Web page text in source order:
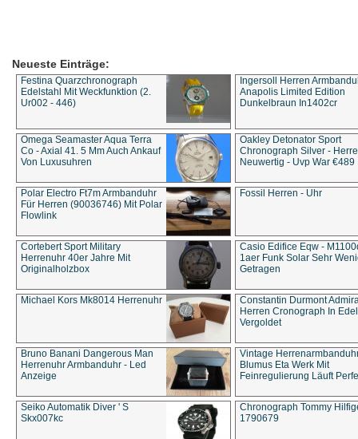
Neueste Einträge:
Festina Quarzchronograph
Edelstahl Mit Weckfunktion (2.
Ur002 - 446)
Ingersoll Herren
Anapolis Limited Edition
Dunkelbraun In1402cr
Omega Seamaster Aqua Terra
Co - Axial 41. 5 Mm Auch Ankauf
Von Luxusuhren
Oakley Detonator Sport
Chronograph Silver -
Neuwertig - Uvp War €489
Polar Electro Ft7m Armbanduhr
Für Herren (90036746) Mit Polar
Flowlink
Fossil Herren - Uhr
Cortebert Sport Military
Herrenuhr 40er Jahre Mit
Originalholzbox
Casio Edifice Eqw -
1aer Funk Solar Sehr
Getragen
Michael Kors Mk8014 Herrenuhr
Constantin Durmont
Herren Cronograph In
Vergoldet
Bruno Banani Dangerous Man
Herrenuhr Armbanduhr - Led
Anzeige
Vintage
Blumus Eta Werk Mit
Feinregulierung Läuft
Seiko Automatik Diver ' S
Skx007kc
Chronograph Tommy
1790679